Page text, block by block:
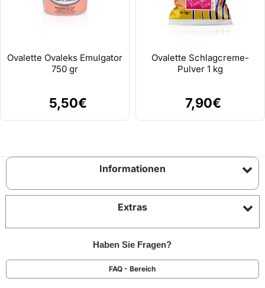
Ovalette Ovaleks Emulgator
750 gr
5,50€
Ovalette Schlagcreme-
Pulver 1 kg
7,90€
Informationen
Extras
Haben Sie Fragen?
FAQ - Bereich